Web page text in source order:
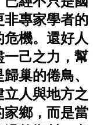
非專家學者的
機。還好人
一己之力，幫
巢的倦鳥、
人與地方之
家鄉，而是當